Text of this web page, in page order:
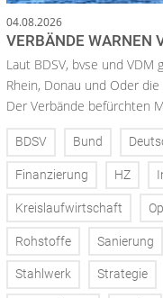
04.08.2026
VERBÄNDE WARNEN
Laut BDSV, bvse und
Rhein, Donau und Oder
Der Verbände befürchten
BDSV Bund
Finanzierung HZ
Kreislaufwirtschaft
Rohstoffe Sanierung
Stahlwerk Strategie